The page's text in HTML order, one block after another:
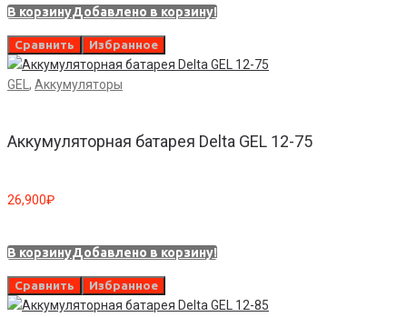
В корзинуДобавлено в корзину!
Сравнить Избранное
GEL , Аккумуляторы
Аккумуляторная батарея Delta GEL 12-75
26,900₽
В корзинуДобавлено в корзину!
Сравнить Избранное